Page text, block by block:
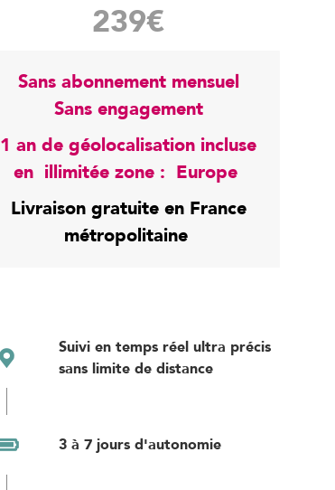
239€
Sans abonnement mensuel
Sans engagement
1 an de géolocalisation incluse
en illimitée zone : Europe
Livraison gratuite en France
métropolitaine
Suivi en temps réel ultra précis
sans limite de distance
3 à 7 jours d'autonomie